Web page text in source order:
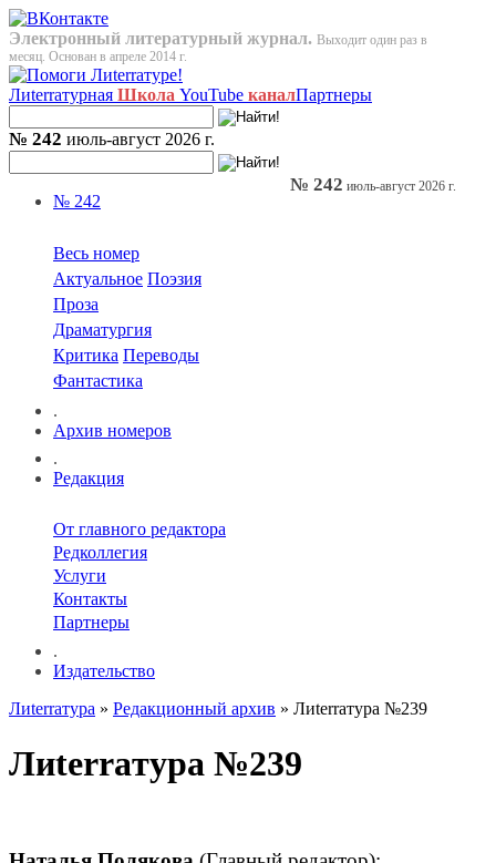
Электронный литературный журнал. Выходит один раз в
месяц. Основан в апреле 2014 г.
Лиterraтурная Школа YouTube каналПартнеры
№ 242 июль-август 2026 г.
№ 242
Весь номер
Актуальное Поэзия
Проза
Драматургия
Критика Переводы
Фантастика
.
Архив номеров
.
Редакция
От главного редактора
Редколлегия
Услуги
Контакты
Партнеры
.
Издательство
№ 242 июль-август 2026 г.
Лиterraтура » Редакционный архив » Лиterraтура №239
Лиterraтура №239